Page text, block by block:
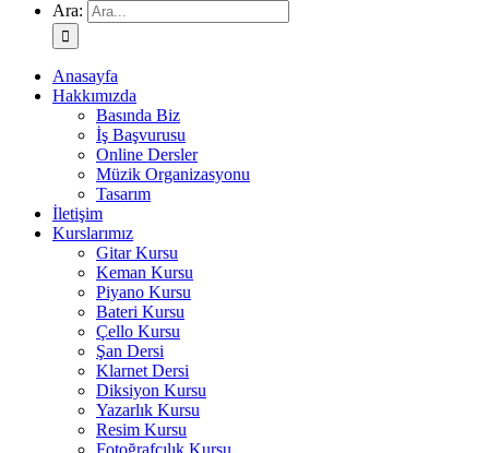
Ara:
Anasayfa
Hakkımızda
Basında Biz
İş Başvurusu
Online Dersler
Müzik Organizasyonu
Tasarım
İletişim
Kurslarımız
Gitar Kursu
Keman Kursu
Piyano Kursu
Bateri Kursu
Çello Kursu
Şan Dersi
Klarnet Dersi
Diksiyon Kursu
Yazarlık Kursu
Resim Kursu
Fotoğrafçılık Kursu